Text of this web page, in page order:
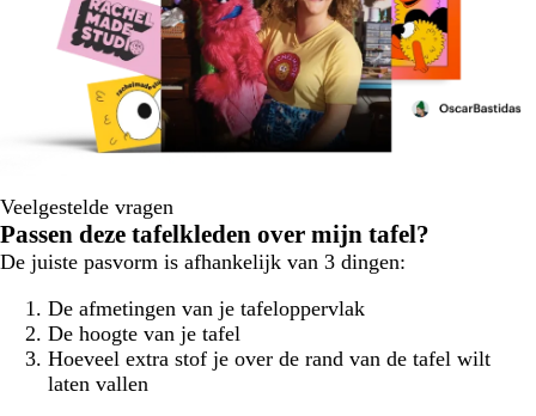
Veelgestelde vragen
Passen deze tafelkleden over mijn tafel?
De juiste pasvorm is afhankelijk van 3 dingen:
De afmetingen van je tafeloppervlak
De hoogte van je tafel
Hoeveel extra stof je over de rand van de tafel wilt
laten vallen